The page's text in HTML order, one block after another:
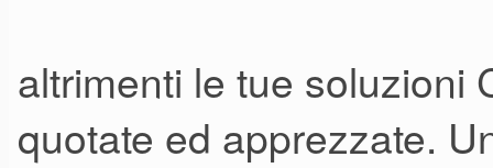
altrimenti le tue soluzioni
quotate ed apprezzate.